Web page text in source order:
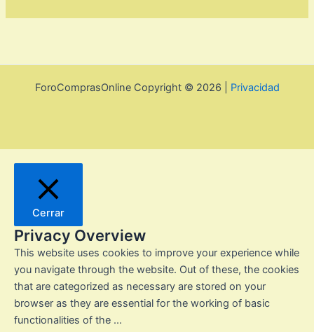
ForoComprasOnline Copyright © 2026 | Privacidad
Cerrar
Privacy Overview
This website uses cookies to improve your experience while
you navigate through the website. Out of these, the cookies
that are categorized as necessary are stored on your
browser as they are essential for the working of basic
functionalities of the ...